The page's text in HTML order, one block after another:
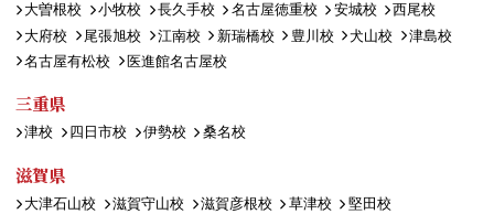
大曽根校
小牧校 長久手校 名古屋徳重校 安城校
西尾校
大府校
尾張旭校 江南校 新瑞橋校 豊川校 犬山校
津島校
名古屋有松校
医進館名古屋校
三重県
津校 四日市校 伊勢校 桑名校
滋賀県
大津石山校 滋賀守山校 滋賀彦根校 草津校 堅田校